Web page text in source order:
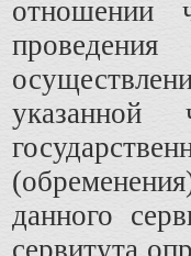
отношении
данного
сервитута